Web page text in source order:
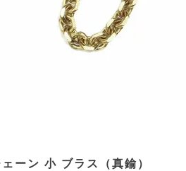
ーン 小 ブラス（真鍮）